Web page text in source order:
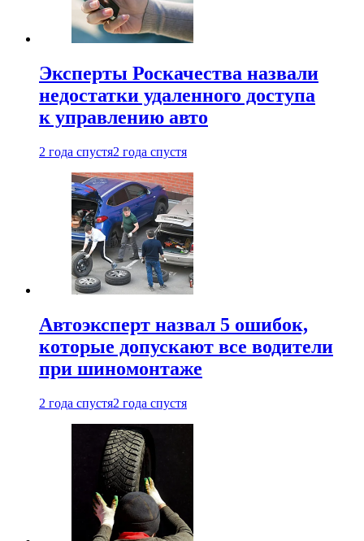
Эксперты Роскачества назвали
недостатки удаленного доступа
к управлению авто
2 года спустя2 года спустя
Автоэксперт назвал 5 ошибок,
которые допускают все водители
при шиномонтаже
2 года спустя2 года спустя